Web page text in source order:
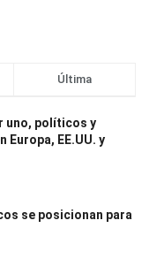
Última
uno, políticos y
EE.UU. y
se posicionan para